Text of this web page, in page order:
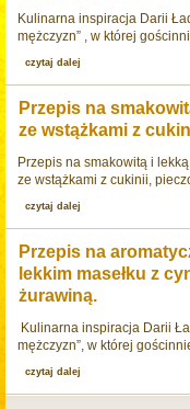
Kulinarna inspiracja Darii
mężczyzn” , w której
czytaj dalej
Przepis na
ze wstążkami z
Przepis na smakowitą i
ze wstążkami z cukinii,
czytaj dalej
Przepis na
lekkim masełku z
żurawiną.
Kulinarna inspiracja Darii
mężczyzn”, w której
czytaj dalej